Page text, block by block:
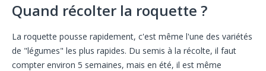
Quand récolter la roquette ?
La roquette pousse rapidement, c'est même l'une des variétés
de "légumes" les plus rapides. Du semis à la récolte, il faut
compter environ 5 semaines, mais en été, il est même